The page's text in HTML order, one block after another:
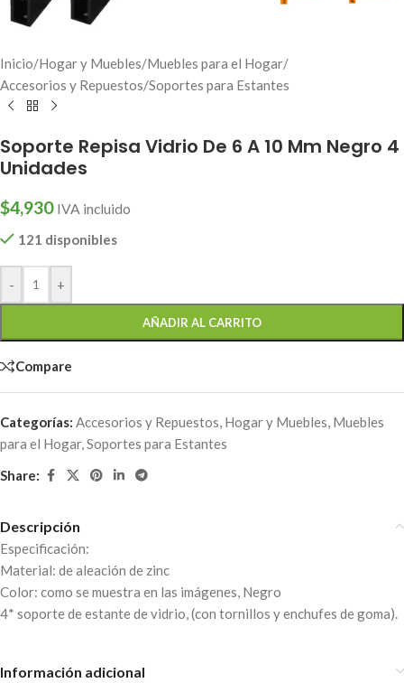
Inicio/Hogar y Muebles/Muebles para el Hogar/
Accesorios y Repuestos/Soportes para Estantes
Soporte Repisa Vidrio De 6 A 10 Mm Negro 4
Unidades
$4,930 IVA incluido
121 disponibles
- +
AÑADIR AL CARRITO
Compare
Categorías: Accesorios y Repuestos Hogar y Muebles Muebles
para el Hogar, Soportes para Estantes
Share:
Descripción
Especificación:
Material: de aleación de zinc
Color: como se muestra en las imágenes, Negro
4* soporte de estante de vidrio, (con tornillos y enchufes de goma).
Información adicional